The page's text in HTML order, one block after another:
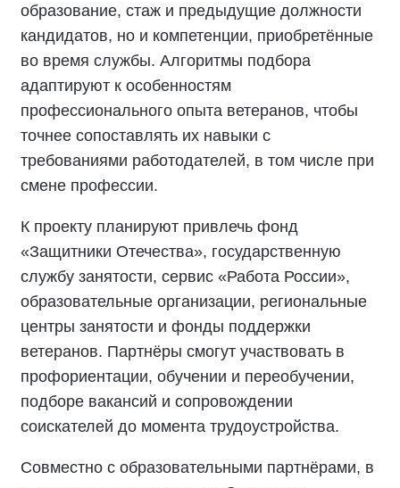
образование, стаж и предыдущие должности
кандидатов, но и компетенции, приобретённые
во время службы. Алгоритмы подбора
адаптируют к особенностям
профессионального опыта ветеранов, чтобы
точнее сопоставлять их навыки с
требованиями работодателей, в том числе при
смене профессии.
К проекту планируют привлечь фонд
«Защитники Отечества», государственную
службу занятости, сервис «Работа России»,
образовательные организации, региональные
центры занятости и фонды поддержки
ветеранов. Партнёры смогут участвовать в
профориентации, обучении и переобучении,
подборе вакансий и сопровождении
соискателей до момента трудоустройства.
Совместно с образовательными партнёрами, в